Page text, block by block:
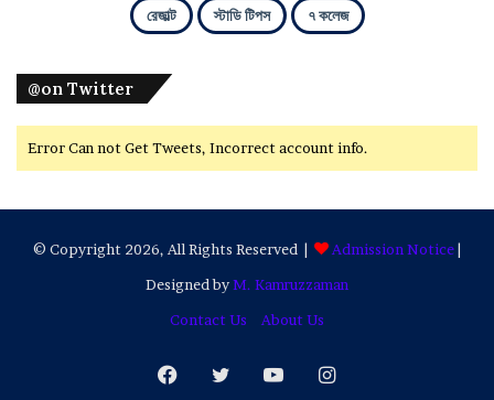
রেজাল্ট স্টাডি টিপস ৭ কলেজ
@on Twitter
Error Can not Get Tweets, Incorrect account info.
© Copyright 2026, All Rights Reserved | Admission Notice|
Designed byM. Kamruzzaman
Contact Us
About Us
Facebook
TwitterYouTubeInstagram